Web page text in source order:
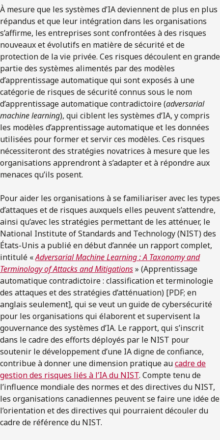
À mesure que les systèmes d’IA deviennent de plus en plus
répandus et que leur intégration dans les organisations
s’affirme, les entreprises sont confrontées à des risques
nouveaux et évolutifs en matière de sécurité et de
protection de la vie privée. Ces risques découlent en grande
partie des systèmes alimentés par des modèles
d’apprentissage automatique qui sont exposés à une
catégorie de risques de sécurité connus sous le nom
d’apprentissage automatique contradictoire (adversarial
machine learning), qui ciblent les systèmes d’IA, y compris
les modèles d’apprentissage automatique et les données
utilisées pour former et servir ces modèles. Ces risques
nécessiteront des stratégies novatrices à mesure que les
organisations apprendront à s’adapter et à répondre aux
menaces qu’ils posent.
Pour aider les organisations à se familiariser avec les types
d’attaques et de risques auxquels elles peuvent s’attendre,
ainsi qu’avec les stratégies permettant de les atténuer, le
National Institute of Standards and Technology (NIST) des
États-Unis a publié en début d’année un rapport complet,
intitulé «Adversarial Machine Learning : A Taxonomy and
Terminology of Attacks and Mitigations» (Apprentissage
automatique contradictoire : classification et terminologie
des attaques et des stratégies d’atténuation) [PDF; en
anglais seulement], qui se veut un guide de cybersécurité
pour les organisations qui élaborent et supervisent la
gouvernance des systèmes d’IA. Le rapport, qui s’inscrit
dans le cadre des efforts déployés par le NIST pour
soutenir le développement d’une IA digne de confiance,
contribue à donner une dimension pratique aucadre de
gestion des risques liés à l’IA du NIST. Compte tenu de
l’influence mondiale des normes et des directives du NIST,
les organisations canadiennes peuvent se faire une idée de
l’orientation et des directives qui pourraient découler du
cadre de référence du NIST.